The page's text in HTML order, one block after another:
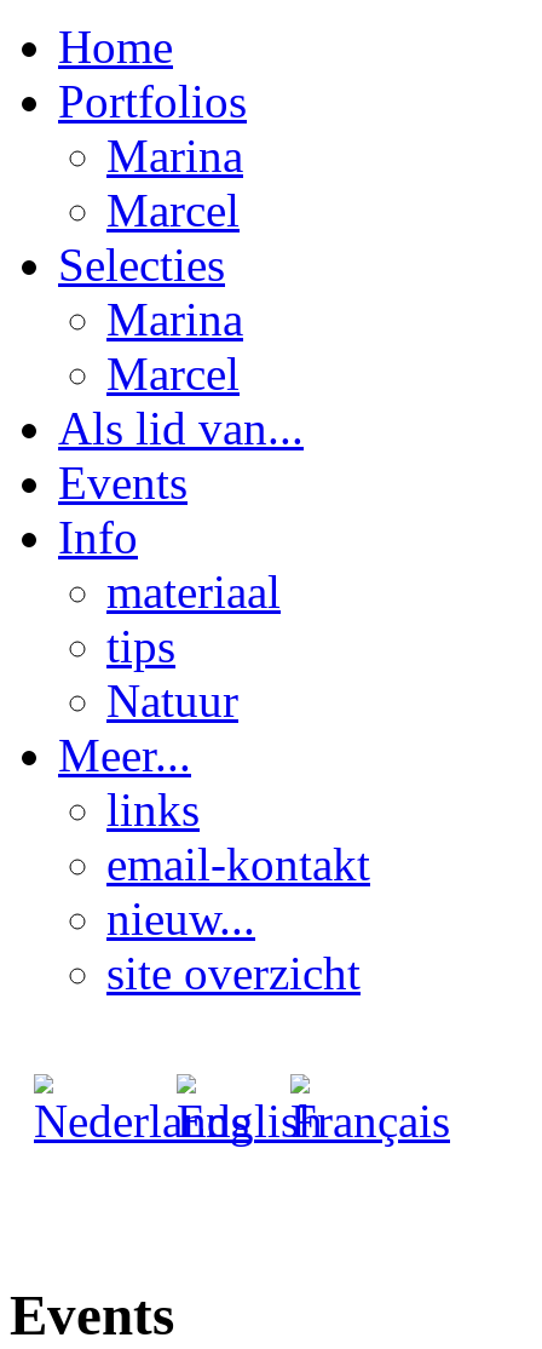
Home
Portfolios
Marina
Marcel
Selecties
Marina
Marcel
Als lid van...
Events
Info
materiaal
tips
Natuur
Meer...
links
email-kontakt
nieuw...
site overzicht
Events